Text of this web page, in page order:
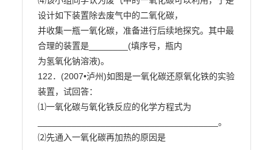
设计如下装置除去废气中的二氧化碳，
并收集一瓶一氧化碳，准备进行后续地探究。其中最
合理的装置是________(填序号，瓶内
为氢氧化钠溶液)。
122．(2007•泸州)如图是一氧化碳还原氧化铁的实验
装置，试回答：
⑴一氧化碳与氧化铁反应的化学方程式为
_____________________________________。
⑵先通入一氧化碳再加热的原因是